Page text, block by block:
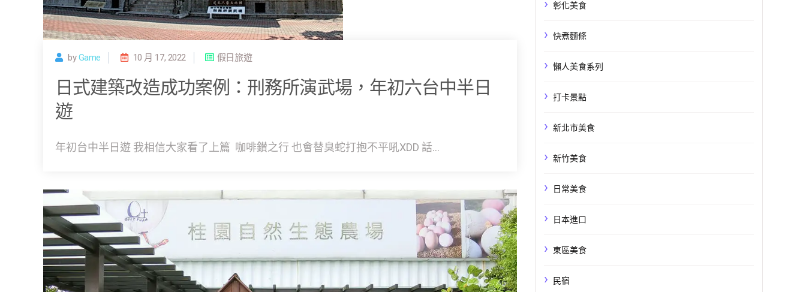
byGame 10 月 17, 2022 假日旅遊
日式建築改造成功案例：刑務所演武場，年初六台中半日
遊
年初台中半日遊 我相信大家看了上篇 咖啡鑚之行 也會替臭蛇打抱不平吼XDD 話...
彰化美食
快煮麵條
懶人美食系列
打卡景點
新北市美食
新竹美食
日常美食
日本進口
東區美食
民宿